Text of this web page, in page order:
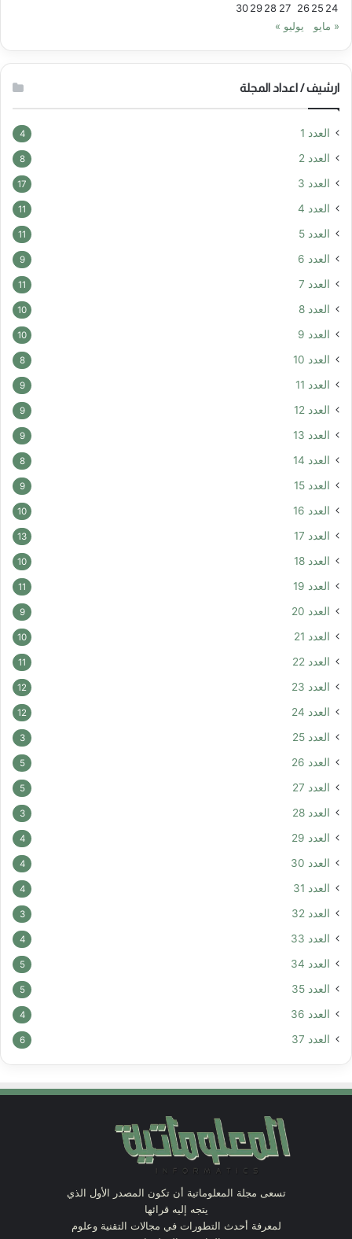
24
25
26
27
28
29
30
« مايو
يوليو »
ارشيف / اعداد المجلة
العدد 1 4
العدد 2 8
العدد 3 17
العدد 4 11
العدد 5 11
العدد 6 9
العدد 7 11
العدد 8 10
العدد 9 10
العدد 10 8
العدد 11 9
العدد 12 9
العدد 13 9
العدد 14 8
العدد 15 9
العدد 16 10
العدد 17 13
العدد 18 10
العدد 19 11
العدد 20 9
العدد 21 10
العدد 22 11
العدد 23 12
العدد 24 12
العدد 25 3
العدد 26 5
العدد 27 5
العدد 28 3
العدد 29 4
العدد 30 4
العدد 31 4
العدد 32 3
العدد 33 4
العدد 34 5
العدد 35 5
العدد 36 4
العدد 37 6
تسعى مجلة المعلوماتية أن تكون المصدر الأول الذي
يتجه إليه قرائها
لمعرفة أحدث التطورات في مجالات التقنية وعلوم